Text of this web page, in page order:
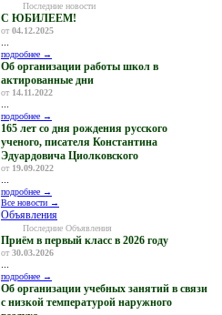
Последние новости
С ЮБИЛЕЕМ!
от 04.12.2025
...
подробнее →
Об организации работы школ в
актированные дни
от 14.11.2022
...
подробнее →
165 лет со дня рождения русского
ученого, писателя Константина
Эдуардовича Циолковского
от 19.09.2022
...
подробнее →
Все новости →
Объявления
Последние Объявления
Приём в первый класс в 2026 году
от 30.03.2026
...
подробнее →
Об организации учебных занятий в связи
с низкой температурой наружного